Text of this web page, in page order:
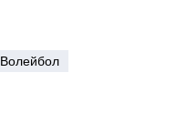
Волейбол